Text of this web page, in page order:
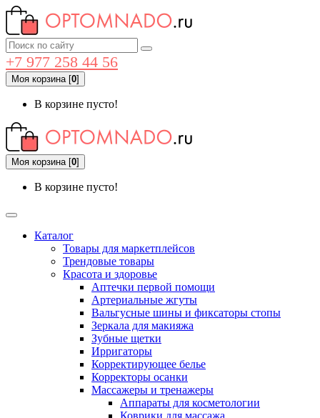
+7 977 258 44 56
Моя корзина[0]
В корзине пусто!
Моя корзина[0]
В корзине пусто!
Каталог
Товары для маркетплейсов
Трендовые товары
Красота и здоровье
Аптечки первой помощи
Артериальные жгуты
Вальгусные шины и фиксаторы стопы
Зеркала для макияжа
Зубные щетки
Ирригаторы
Корректирующее белье
Корректоры осанки
Массажеры и тренажеры
Аппараты для косметологии
Коврики для массажа